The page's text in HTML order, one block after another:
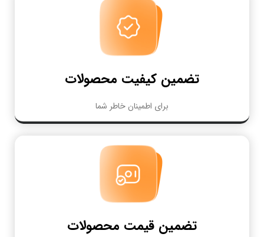
تضمین کیفیت محصولات
برای اطمینان خاطر شما
تضمین قیمت محصولات